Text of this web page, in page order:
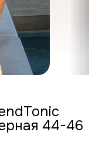
44-46